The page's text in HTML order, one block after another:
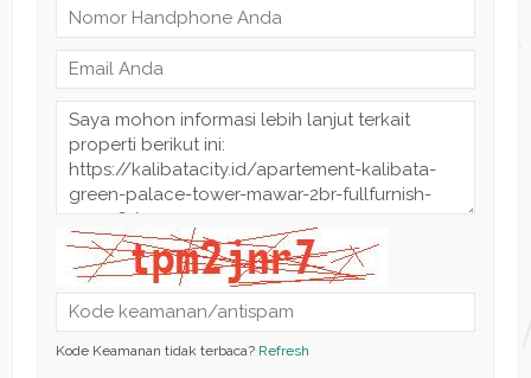
Kode Keamanan tidak terbaca? Refresh